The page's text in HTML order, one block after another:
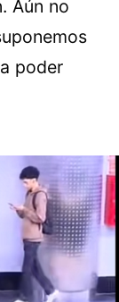
Aún no
poder